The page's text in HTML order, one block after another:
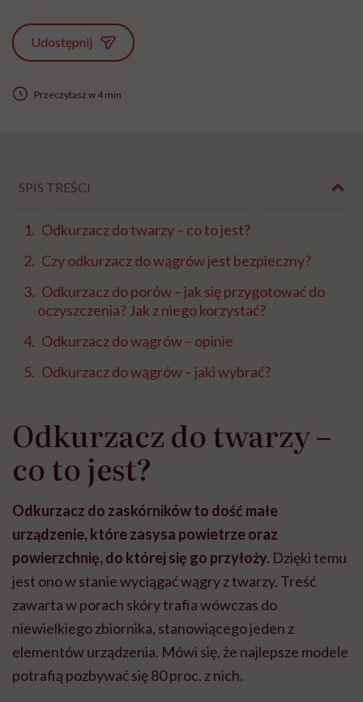
Udostępnij
Przeczytasz w 4 min
SPIS TREŚCI
Odkurzacz do twarzy – co to jest?
Czy odkurzacz do wągrów jest bezpieczny?
Odkurzacz do porów – jak się przygotować do
oczyszczenia? Jak z niego korzystać?
Odkurzacz do wągrów – opinie
Odkurzacz do wągrów – jaki wybrać?
Odkurzacz do twarzy –
co to jest?
Odkurzacz do zaskórników to dość małe
urządzenie, które zasysa powietrze oraz
powierzchnię, do której się go przyłoży. Dzięki temu
jest ono w stanie wyciągać wągry z twarzy. Treść
zawarta w porach skóry trafia wówczas do
niewielkiego zbiornika, stanowiącego jeden z
elementów urządzenia. Mówi się, że najlepsze modele
potrafią pozbywać się 80 proc. z nich.